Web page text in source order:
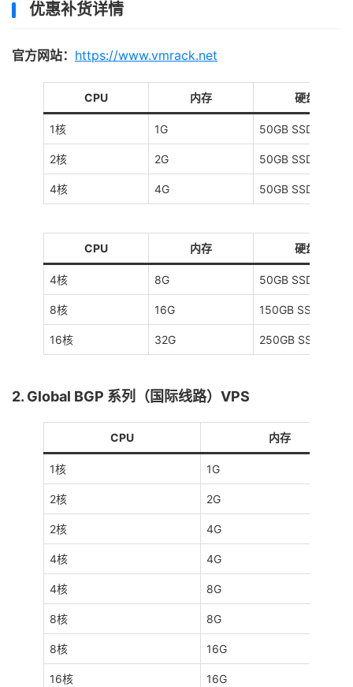
优惠补货详情
官方网站： https://www.vmrack.net
CPU 内存 硬盘
1核 1G 50GB SSD
2核 2G 50GB SSD
4核 4G 50GB SSD
CPU 内存 硬盘
4核 8G 50GB SSD
8核 16G 150GB SSD
16核 32G 250GB SSD
2. Global BGP 系列（国际线路）VPS
CPU 内存
1核 1G
2核 2G
2核 4G
4核 4G
4核 8G
8核 8G
8核 16G
16核 16G